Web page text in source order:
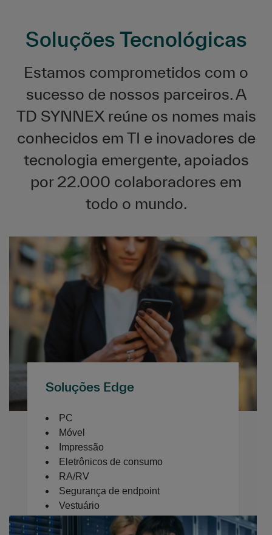
Soluções Tecnológicas
Estamos comprometidos com o
sucesso de nossos parceiros. A
TD SYNNEX reúne os nomes mais
conhecidos em TI e inovadores de
tecnologia emergente, apoiados
por 22.000 colaboradores em
todo o mundo.
Soluções Edge
PC
Móvel
Impressão
Eletrônicos de consumo
RA/RV
Segurança de endpoint
Vestuário
Software de endpoint